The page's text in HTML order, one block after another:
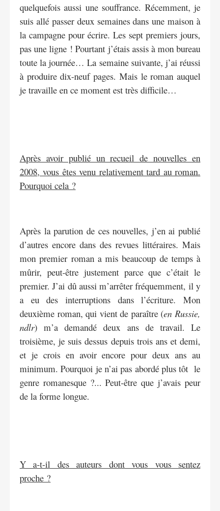
quelquefois aussi une souffrance. Récemment, je
suis allé passer deux semaines dans une maison à
la campagne pour écrire. Les sept premiers jours,
pas une ligne ! Pourtant j’étais assis à mon bureau
toute la journée… La semaine suivante, j’ai réussi
à produire dix-neuf pages. Mais le roman auquel
je travaille en ce moment est très difficile…
Après avoir publié un recueil de nouvelles en
2008, vous êtes venu relativement tard au roman.
Pourquoi cela ?
Après la parution de ces nouvelles, j’en ai publié
d’autres encore dans des revues littéraires. Mais
mon premier roman a mis beaucoup de temps à
mûrir, peut-être justement parce que c’était le
premier. J’ai dû aussi m’arrêter fréquemment, il y
a eu des interruptions dans l’écriture. Mon
deuxième roman, qui vient de paraître (en Russie,
ndlr) m’a demandé deux ans de travail. Le
troisième, je suis dessus depuis trois ans et demi,
et je crois en avoir encore pour deux ans au
minimum. Pourquoi je n’ai pas abordé plus tôt le
genre romanesque ?... Peut-être que j’avais peur
de la forme longue.
Y a-t-il des auteurs dont vous vous sentez
proche ?